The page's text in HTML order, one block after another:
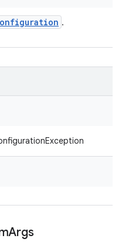
.
Args